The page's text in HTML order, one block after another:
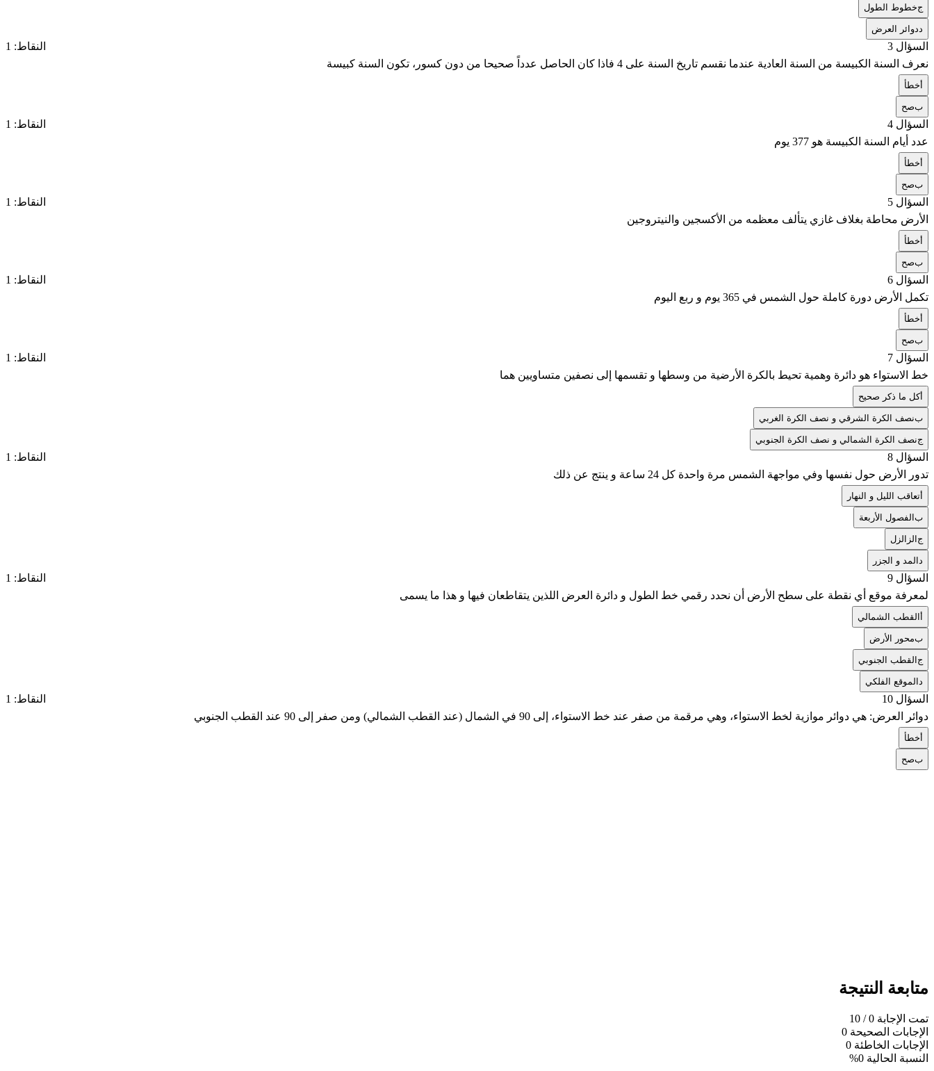
جخطوط الطول
د دوائر العرض
السؤال 3
النقاط: 1
نعرف السنة الكبيسة من السنة العادية عندما نقسم تاريخ السنة على 4 فاذا كان الحاصل عدداً صحيحا من دون كسور، تكون السنة كبيسة
أخطأ
بصح
السؤال 4
النقاط: 1
عدد أيام السنة الكبيسة هو 377 يوم
أخطأ
بصح
السؤال 5
النقاط: 1
الأرض محاطة بغلاف غازي يتألف معظمه من الأكسجين والنيتروجين
أخطأ
بصح
السؤال 6
النقاط: 1
تكمل الأرض دورة كاملة حول الشمس في 365 يوم و ربع اليوم
أخطأ
بصح
السؤال 7
النقاط: 1
خط الاستواء هو دائرة وهمية تحيط بالكرة الأرضية من وسطها و تقسمها إلى نصفين متساويين هما
أكل ما ذكر صحيح
بنصف الكرة الشرقي و نصف الكرة الغربي
جنصف الكرة الشمالي و نصف الكرة الجنوبي
السؤال 8
النقاط: 1
تدور الأرض حول نفسها وفي مواجهة الشمس مرة واحدة كل 24 ساعة و ينتج عن ذلك
أتعاقب الليل و النهار
ب الفصول الأربعة
ج الزالزل
د المد و الجزر
السؤال 9
النقاط: 1
لمعرفة موقع أي نقطة على سطح الأرض أن نحدد رقمي خط الطول و دائرة العرض اللذين يتقاطعان فيها و هذا ما يسمى
أ القطب الشمالي
بمحور الأرض
ج القطب الجنوبي
د الموقع الفلكي
السؤال 10
النقاط: 1
دوائر العرض: هي دوائر موازية لخط الاستواء، وهي مرقمة من صفر عند خط الاستواء، إلى 90 في الشمال (عند القطب الشمالي) ومن صفر إلى 90 عند القطب الجنوبي
أخطأ
بصح
متابعة النتيجة
تمت الإجابة 0
/ 10
الإجابات الصحيحة 0
الإجابات الخاطئة 0
النسبة الحالية 0%